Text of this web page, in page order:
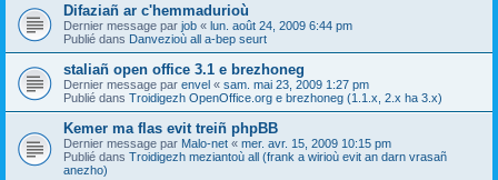
Difaziañ ar c'hemmadurioù
Dernier message par job « lun. août 24, 2009 6:44 pm
Publié dans Danvezioù all a-bep seurt
staliañ open office 3.1 e brezhoneg
Dernier message par envel « sam. mai 23, 2009 1:27 pm
Publié dans Troidigezh OpenOffice.org e brezhoneg (1.1.x, 2.x ha 3.x)
Kemer ma flas evit treiñ phpBB
Dernier message par Malo-net « mer. avr. 15, 2009 10:15 pm
Publié dans Troidigezh meziantoù all (frank a wirioù evit an darn vrasañ
anezho)